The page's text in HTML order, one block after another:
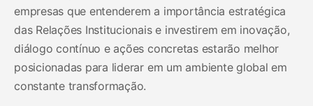
empresas que entenderem a importância estratégica
das Relações Institucionais e investirem em inovação,
diálogo contínuo e ações concretas estarão melhor
posicionadas para liderar em um ambiente global em
constante transformação.